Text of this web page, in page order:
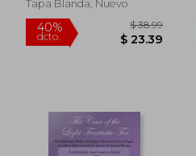
Tapa Blanda, Nuevo